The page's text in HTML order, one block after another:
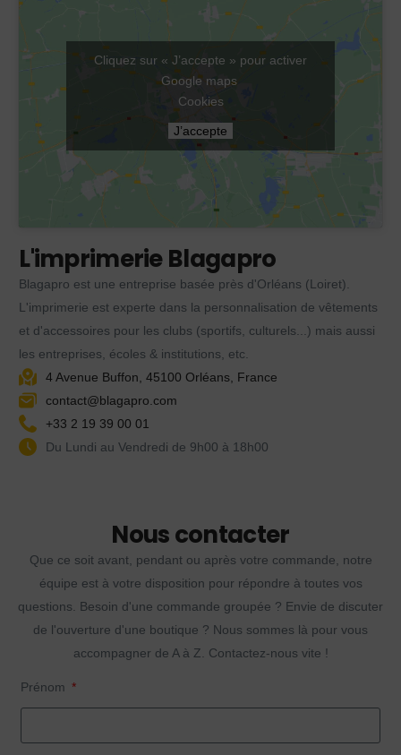
Cliquez sur « J’accepte » pour activer
Google maps
Cookies
J’accepte
L'imprimerie Blagapro
Blagapro est une entreprise basée près d'Orléans (Loiret).
L'imprimerie est experte dans la personnalisation de vêtements
et d'accessoires pour les clubs (sportifs, culturels...) mais aussi
les entreprises, écoles & institutions, etc.
4 Avenue Buffon, 45100 Orléans, France
contact@blagapro.com
+33 2 19 39 00 01
Du Lundi au Vendredi de 9h00 à 18h00
Nous contacter
Que ce soit avant, pendant ou après votre commande, notre
équipe est à votre disposition pour répondre à toutes vos
questions. Besoin d'une commande groupée ? Envie de discuter
de l'ouverture d'une boutique ? Nous sommes là pour vous
accompagner de A à Z. Contactez-nous vite !
Prénom